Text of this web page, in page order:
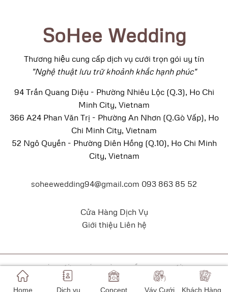
SoHee Wedding
Thương hiệu cung cấp dịch vụ cưới trọn gói uy tín
"Nghệ thuật lưu trữ khoảnh khắc hạnh phúc"
94 Trần Quang Diệu - Phường Nhiêu Lộc (Q.3), Ho Chi
Minh City, Vietnam
366 A24 Phan Văn Trị - Phường An Nhơn (Q.Gò Vấp), Ho
Chi Minh City, Vietnam
52 Ngô Quyền - Phường Diên Hồng (Q.10), Ho Chi Minh
City, Vietnam
soheewedding94@gmail.com 093 863 85 52
Cửa Hàng Dịch Vụ
Giới thiệu Liên hệ
VÁY CƯỚI KHÁCH HÀNG CẨM NANG CƯỚI
Copyright 2026 © Sohee Wedding Made By Việt Sky
Home Dịch vụ Concept Váy Cưới Khách Hàng